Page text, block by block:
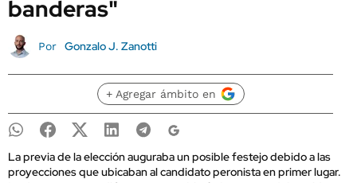
banderas"
Por Gonzalo J. Zanotti
+ Agregar ámbito en
La previa de la elección auguraba un posible festejo debido a las
proyecciones que ubicaban al candidato peronista en primer lugar.